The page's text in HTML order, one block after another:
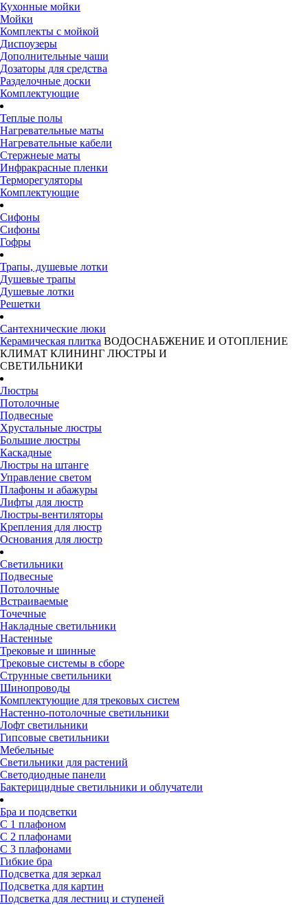
Кухонные мойки
Мойки
Комплекты с мойкой
Диспоузеры
Дополнительные чаши
Дозаторы для средства
Разделочные доски
Комплектующие
Теплые полы
Нагревательные маты
Нагревательные кабели
Стержнеые маты
Инфракрасные пленки
Терморегуляторы
Комплектующие
Сифоны
Сифоны
Гофры
Трапы, душевые лотки
Душевые трапы
Душевые лотки
Решетки
Сантехнические люки
Керамическая плитка ВОДОСНАБЖЕНИЕ И ОТОПЛЕНИЕ
КЛИМАТ КЛИНИНГ ЛЮСТРЫ И
СВЕТИЛЬНИКИ
Люстры
Потолочные
Подвесные
Хрустальные люстры
Большие люстры
Каскадные
Люстры на штанге
Управление светом
Плафоны и абажуры
Лифты для люстр
Люстры-вентиляторы
Крепления для люстр
Основания для люстр
Светильники
Подвесные
Потолочные
Встраиваемые
Точечные
Накладные светильники
Настенные
Трековые и шинные
Трековые системы в сборе
Струнные светильники
Шинопроводы
Комплектующие для трековых систем
Настенно-потолочные светильники
Лофт светильники
Гипсовые светильники
Мебельные
Светильники для растений
Светодиодные панели
Бактерицидные светильники и облучатели
Бра и подсветки
С 1 плафоном
С 2 плафонами
С 3 плафонами
Гибкие бра
Подсветка для зеркал
Подсветка для картин
Подсветка для лестниц и ступеней